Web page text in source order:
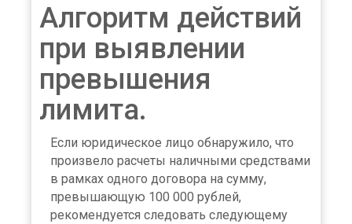
Алгоритм действий
при выявлении
превышения
лимита.
Если юридическое лицо обнаружило, что
произвело расчеты наличными средствами
в рамках одного договора на сумму,
превышающую 100 000 рублей,
рекомендуется следовать следующему